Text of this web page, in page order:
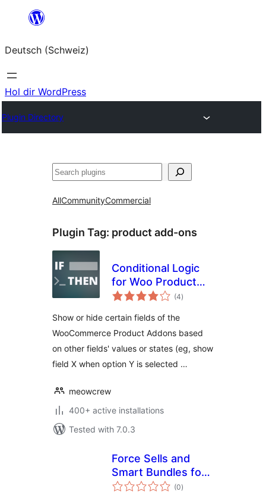
springen
Deutsch (Schweiz)
Hol dir WordPress
Plugin Directory
Suchen
AllCommunityCommercial
Plugin Tag: product add-ons
Conditional Logic
for Woo Product
Add-ons
(4total
ratings
)
Show or hide certain fields of the
WooCommerce Product Addons based
on other fields' values or states (eg, show
field X when option Y is selected …
meowcrew
400+ active installations
Tested with 7.0.3
Force Sells and
Smart Bundles for
WooCommerce
(0total
ratings
)